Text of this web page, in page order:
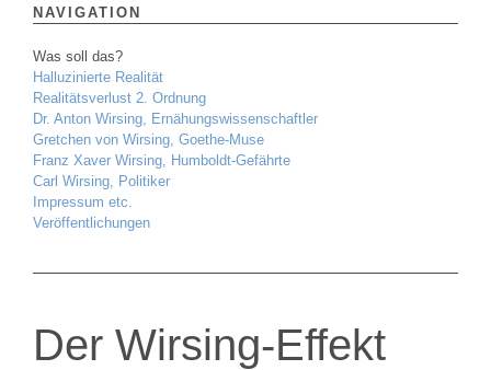
NAVIGATION
Was soll das?
Halluzinierte Realität
Realitätsverlust 2. Ordnung
Dr. Anton Wirsing, Ernähungswissenschaftler
Gretchen von Wirsing, Goethe-Muse
Franz Xaver Wirsing, Humboldt-Gefährte
Carl Wirsing, Politiker
Impressum etc.
Veröffentlichungen
Der Wirsing-Effekt